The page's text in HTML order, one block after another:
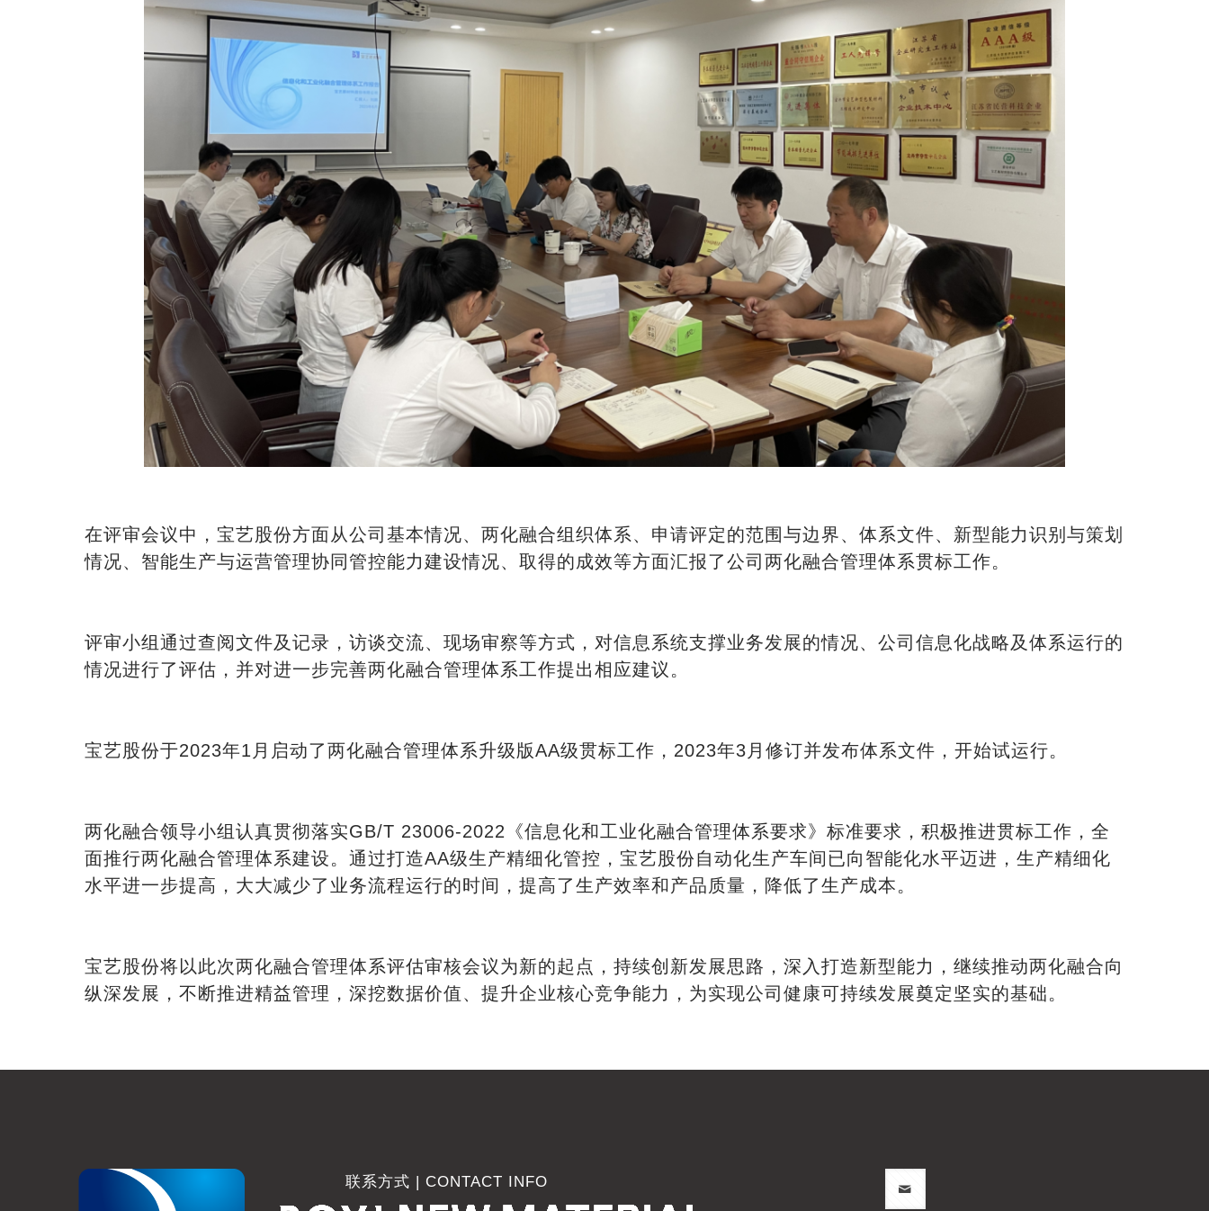
在评审会议中，宝艺股份方面从公司基本情况、两化融合组织体系、申请评定的范围与边界、体系文件、新型能力识别与策划
情况、智能生产与运营管理协同管控能力建设情况、取得的成效等方面汇报了公司两化融合管理体系贯标工作。
评审小组通过查阅文件及记录，访谈交流、现场审察等方式，对信息系统支撑业务发展的情况、公司信息化战略及体系运行的
情况进行了评估，并对进一步完善两化融合管理体系工作提出相应建议。
宝艺股份于2023年1月启动了两化融合管理体系升级版AA级贯标工作，2023年3月修订并发布体系文件，开始试运行。
两化融合领导小组认真贯彻落实GB/T 23006-2022《信息化和工业化融合管理体系要求》标准要求，积极推进贯标工作，全
面推行两化融合管理体系建设。通过打造AA级生产精细化管控，宝艺股份自动化生产车间已向智能化水平迈进，生产精细化
水平进一步提高，大大减少了业务流程运行的时间，提高了生产效率和产品质量，降低了生产成本。
宝艺股份将以此次两化融合管理体系评估审核会议为新的起点，持续创新发展思路，深入打造新型能力，继续推动两化融合向
纵深发展，不断推进精益管理，深挖数据价值、提升企业核心竞争能力，为实现公司健康可持续发展奠定坚实的基础。
联系方式 | CONTACT INFO